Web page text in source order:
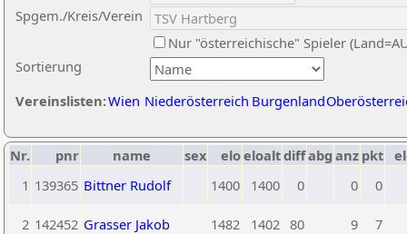
Sortierung
Spgem./Kreis/Verein
Nur "österreichische" Spieler
Vereinslisten:Wien Niederösterreich Burgenland
Nr. pnr name sex eloeloaltdiffabg anz pkt
1 139365 Bittner Rudolf 1400 1400 0 0 0
2 142452 Grasser Jakob 1482 1402 80 9 7